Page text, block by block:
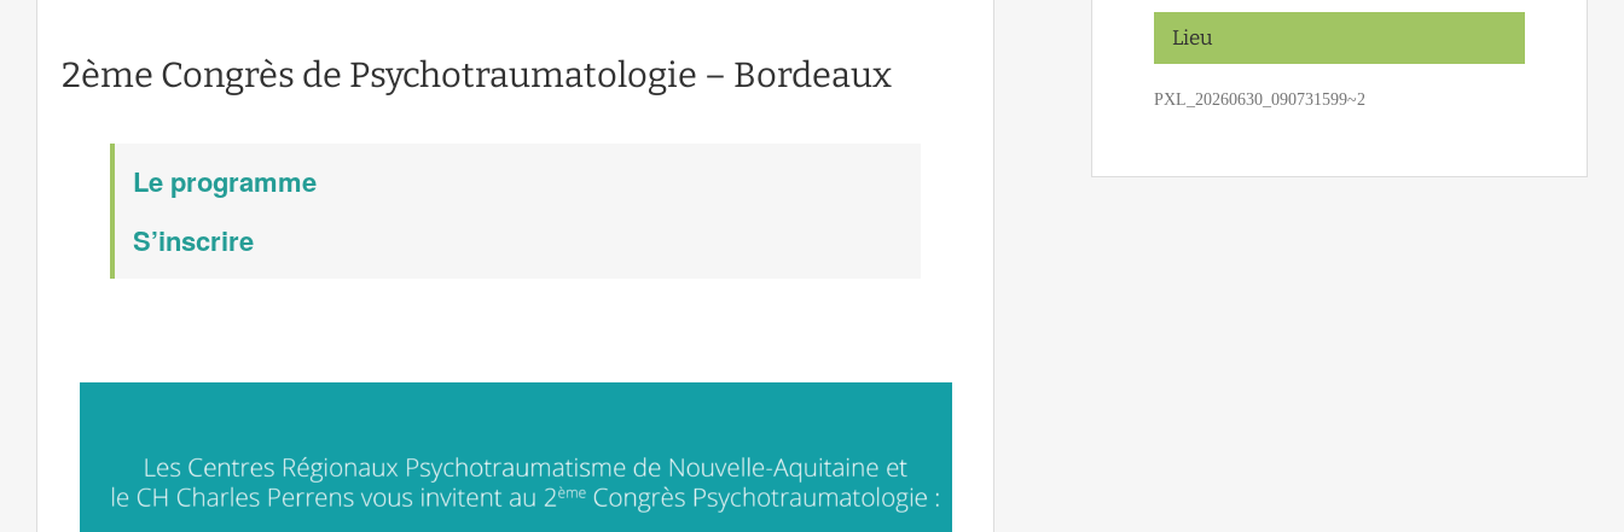
2ème Congrès de Psychotraumatologie – Bordeaux
Le programme
S’inscrire
Lieu
PXL_20260630_090731599~2